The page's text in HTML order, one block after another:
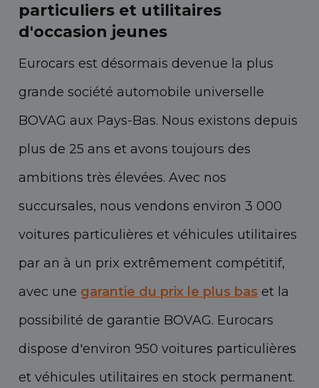
particuliers et utilitaires
d'occasion jeunes
Eurocars est désormais devenue la plus
grande société automobile universelle
BOVAG aux Pays-Bas. Nous existons depuis
plus de 25 ans et avons toujours des
ambitions très élevées. Avec nos
succursales, nous vendons environ 3 000
voitures particulières et véhicules utilitaires
par an à un prix extrêmement compétitif,
avec une garantie du prix le plus bas et la
possibilité de garantie BOVAG. Eurocars
dispose d'environ 950 voitures particulières
et véhicules utilitaires en stock permanent.